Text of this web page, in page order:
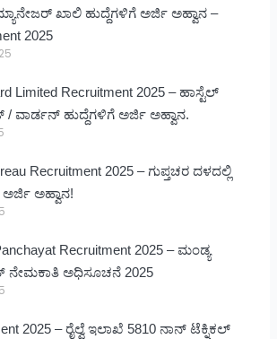
ಖಾಲಿ ಹುದ್ದೆಗಳಿಗೆ ಅರ್ಜಿ ಅಹ್ವಾನ –
2025
Limited Recruitment 2025 – ಹಾಸ್ಟೆಲ್
ವಾರ್ಡನ್ ಹುದ್ದೆಗಳಿಗೆ ಅರ್ಜಿ ಅಹ್ವಾನ.
Recruitment 2025 – ಗುಪ್ತಚರ ದಳದಲ್ಲಿ
ಅಹ್ವಾನ!
Recruitment 2025 – ಮಂಡ್ಯ
ನೇಮಕಾತಿ ಅಧಿಸೂಚನೆ 2025
2025 – ರೈಲ್ವೆ ಇಲಾಖೆ 5810 ನಾನ್ ಟೆಕ್ನಿಕಲ್